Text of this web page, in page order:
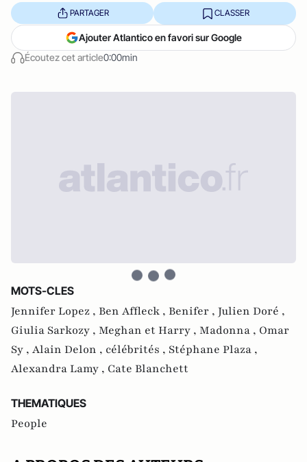
Écoutez cet article0:00min
PARTAGER CLASSER
Ajouter Atlantico en favori sur Google
MOTS-CLES
Jennifer Lopez , Ben Affleck , Benifer , Julien Doré ,
Giulia Sarkozy , Meghan et Harry , Madonna , Omar
Sy , Alain Delon , célébrités , Stéphane Plaza ,
Alexandra Lamy , Cate Blanchett
THEMATIQUES
People